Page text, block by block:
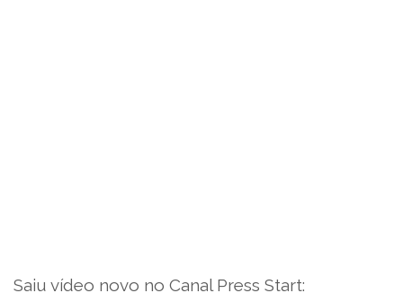
Saiu vídeo novo no Canal Press Start: